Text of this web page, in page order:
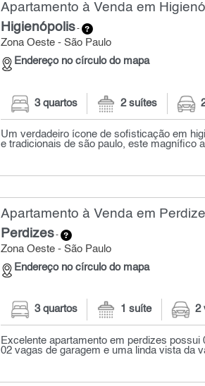
Apartamento à Venda em
Higienópolis-
Zona Oeste - São Paulo
Endereço no círculo do mapa
3 quartos 2 suítes
Um verdadeiro ícone de sofisticação em
e tradicionais de são paulo, este magnífico
Apartamento à Venda em
Perdizes-
Zona Oeste - São Paulo
Endereço no círculo do mapa
3 quartos 1 suíte 2
Excelente apartamento em perdizes
02 vagas de garagem e uma linda vista da